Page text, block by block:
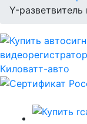
Y-